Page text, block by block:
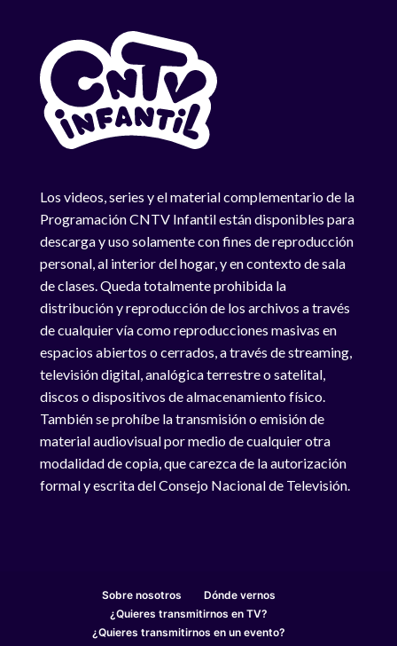
Los videos, series y el material complementario de la
Programación CNTV Infantil están disponibles para
descarga y uso solamente con fines de reproducción
personal, al interior del hogar, y en contexto de sala
de clases. Queda totalmente prohibida la
distribución y reproducción de los archivos a través
de cualquier vía como reproducciones masivas en
espacios abiertos o cerrados, a través de streaming,
televisión digital, analógica terrestre o satelital,
discos o dispositivos de almacenamiento físico.
También se prohíbe la transmisión o emisión de
material audiovisual por medio de cualquier otra
modalidad de copia, que carezca de la autorización
formal y escrita del Consejo Nacional de Televisión.
Sobre nosotros
Dónde vernos
¿Quieres transmitirnos en TV?
¿Quieres transmitirnos en un evento?